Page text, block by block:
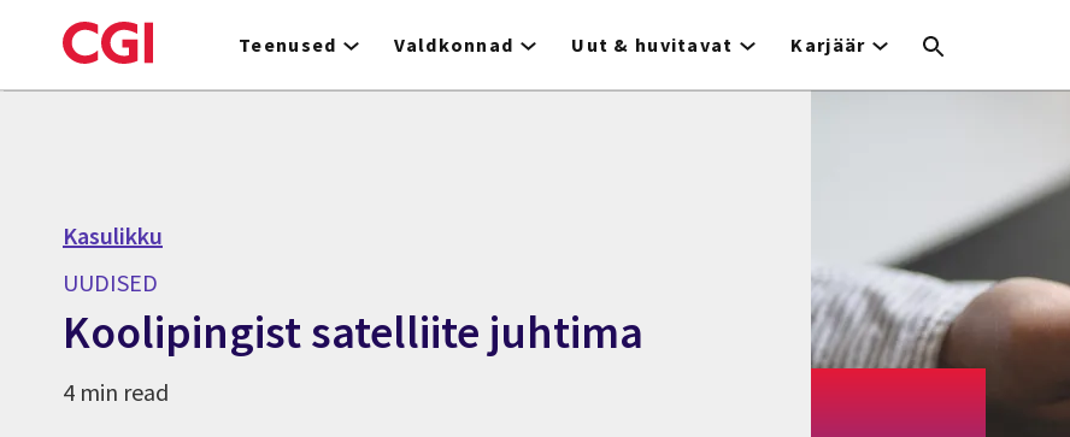
to
Teenused Valdkonnad Uut & huvitavat Karjäär
Kasulikku
UUDISED
Koolipingist satelliite juhtima
4 min read